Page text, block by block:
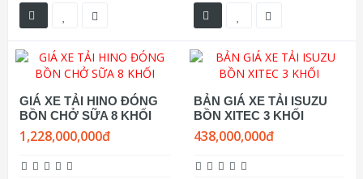
GIÁ XE TẢI HINO ĐÓNG
BỒN CHỞ SỮA 8 KHỐI
1,228,000,000đ
BẢN GIÁ XE TẢI ISUZU
BỒN XITEC 3 KHỐI
438,000,000đ